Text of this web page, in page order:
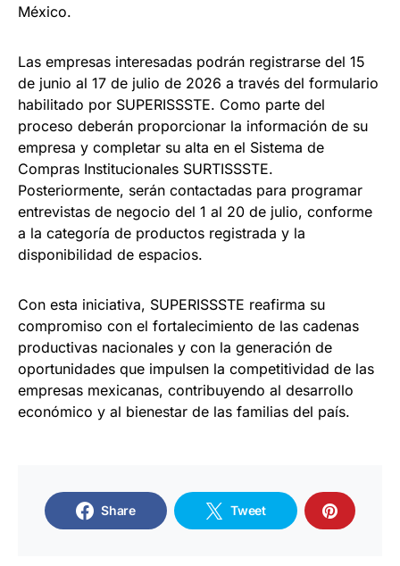
México.
Las empresas interesadas podrán registrarse del 15
de junio al 17 de julio de 2026 a través del formulario
habilitado por SUPERISSSTE. Como parte del
proceso deberán proporcionar la información de su
empresa y completar su alta en el Sistema de
Compras Institucionales SURTISSSTE.
Posteriormente, serán contactadas para programar
entrevistas de negocio del 1 al 20 de julio, conforme
a la categoría de productos registrada y la
disponibilidad de espacios.
Con esta iniciativa, SUPERISSSTE reafirma su
compromiso con el fortalecimiento de las cadenas
productivas nacionales y con la generación de
oportunidades que impulsen la competitividad de las
empresas mexicanas, contribuyendo al desarrollo
económico y al bienestar de las familias del país.
Share Tweet